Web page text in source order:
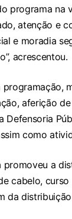
programa na
atenção e
e moradia
acrescentou.
aferição
Defensoria
como
promoveu a
cabelo,
da